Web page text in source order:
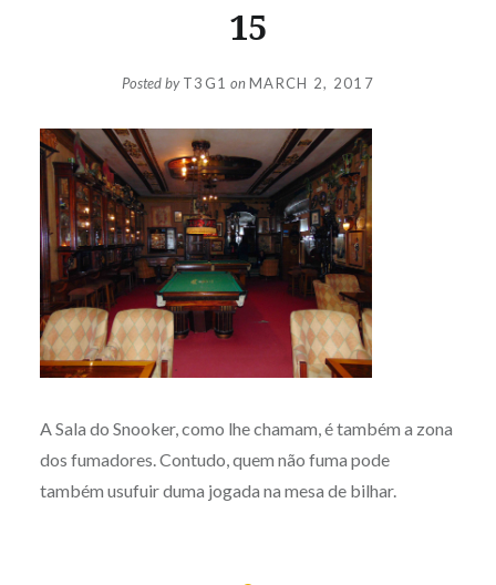
15
Posted byT3G1 onMARCH 2, 2017
A Sala do Snooker, como lhe chamam, é também a zona
dos fumadores. Contudo, quem não fuma pode
também usufuir duma jogada na mesa de bilhar.